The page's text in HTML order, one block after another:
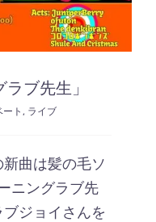
ブ先生」
ト , ライブ
曲は髪の毛ソ
ニングラブ先
ジョイさんを